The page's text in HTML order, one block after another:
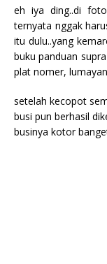
eh iya ding..di
ternyata nggak
itu dulu..yang
buku panduan
plat nomer,
setelah kecopot
busi pun berhasil
businya kotor